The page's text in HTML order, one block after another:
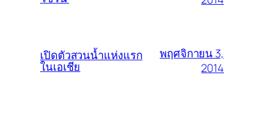
เปิดตัวสวนน้ำแห่งแรก
ในเอเชีย
พฤศจิกายน 3,
2014